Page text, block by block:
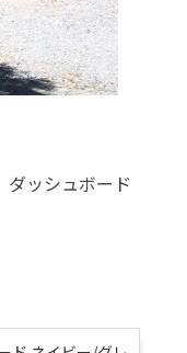
ッシュボード